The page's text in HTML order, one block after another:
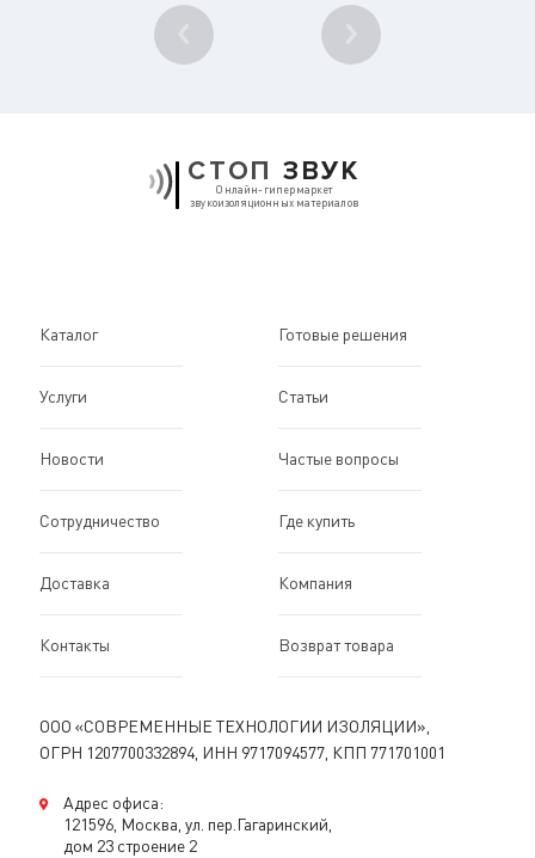
1
СТОП ЗВУК
Онлайн-гипермаркет
звукоизоляционных материалов
Каталог Готовые решения
Услуги Статьи
Новости Частые вопросы
Сотрудничество Где купить
Доставка Компания
Контакты Возврат товара
ООО «СОВРЕМЕННЫЕ ТЕХНОЛОГИИ ИЗОЛЯЦИИ»,
ОГРН 1207700332894, ИНН 9717094577, КПП 771701001
Адрес офиса:
121596, Москва, ул. пер.Гагаринский,
дом 23 строение 2